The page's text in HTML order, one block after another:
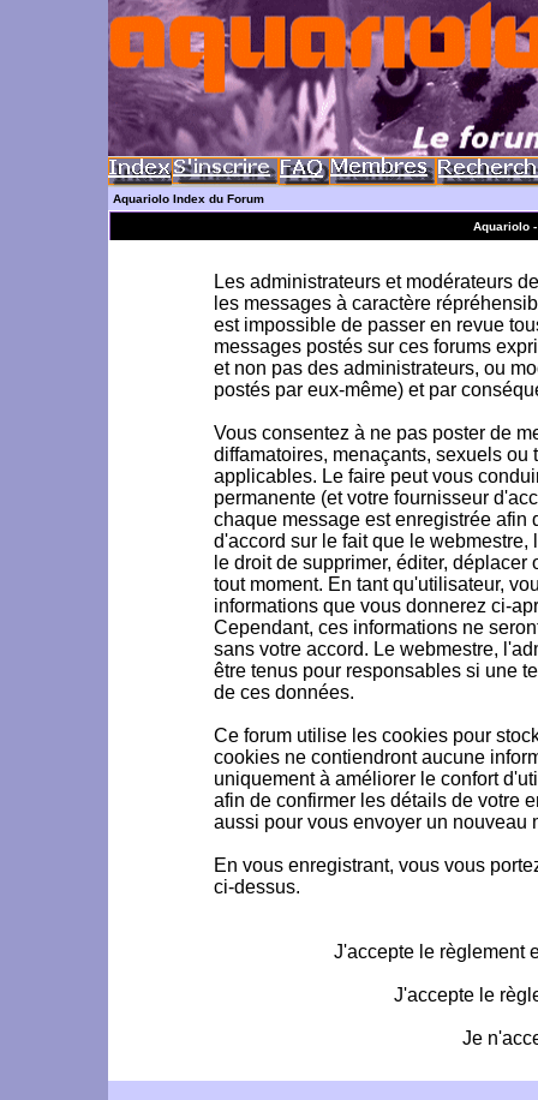
Aquariolo Index du Forum
Aquariolo
Les administrateurs et modérateurs
les messages à caractère
est impossible de passer en revue
messages postés sur ces forums
et non pas des administrateurs, ou
postés par eux-même) et par
Vous consentez à ne pas poster de
diffamatoires, menaçants, sexuels
applicables. Le faire peut vous
permanente (et votre fournisseur
chaque message est enregistrée afin
d'accord sur le fait que le
le droit de supprimer, éditer,
tout moment. En tant qu'utilisateur,
informations que vous donnerez ci-
Cependant, ces informations ne
sans votre accord. Le webmestre,
être tenus pour responsables si une
de ces données.
Ce forum utilise les cookies pour
cookies ne contiendront aucune
uniquement à améliorer le confort
afin de confirmer les détails de votre
aussi pour vous envoyer un nouveau
En vous enregistrant, vous vous
ci-dessus.
J'accepte le règlement
J'accepte le
Je